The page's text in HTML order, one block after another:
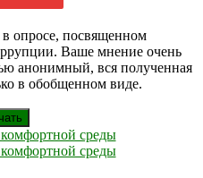
опросе, посвященном
Ваше мнение очень
анонимный, вся полученная
в обобщенном виде.